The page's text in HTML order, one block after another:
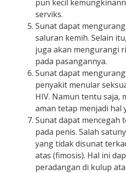
pun kecil
serviks.
Sunat dapat
saluran kemih. Selain
juga akan mengurangi
pada pasangannya.
Sunat dapat
penyakit menular
HIV. Namun tentu saja,
aman tetap menjadi hal
Sunat dapat mencegah
pada penis. Salah
yang tidak disunat
atas (fimosis). Hal ini
peradangan di kulup